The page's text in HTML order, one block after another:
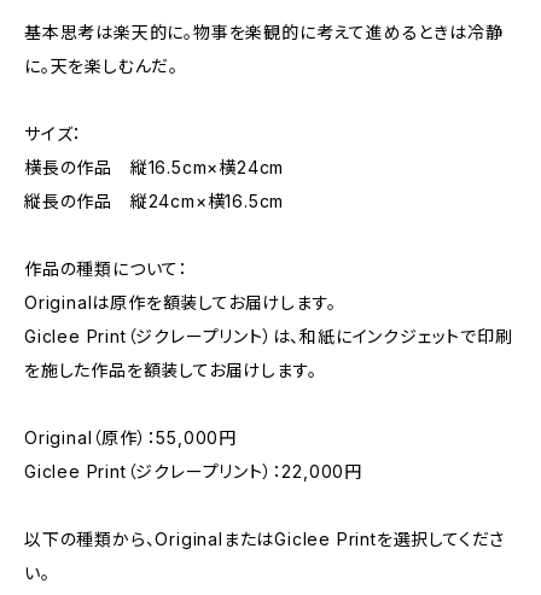
基本思考は楽天的に。物事を楽観的に考えて進めるときは冷静
に。天を楽しむんだ。
サイズ：
横長の作品 縦16.5cm×横24cm
縦長の作品 縦24cm×横16.5cm
作品の種類について：
Originalは原作を額装してお届けします。
Giclee Print（ジクレープリント）は、和紙にインクジェットで印刷
を施した作品を額装してお届けします。
Original（原作）：55,000円
Giclee Print（ジクレープリント）：22,000円
以下の種類から、OriginalまたはGiclee Printを選択してくださ
い。